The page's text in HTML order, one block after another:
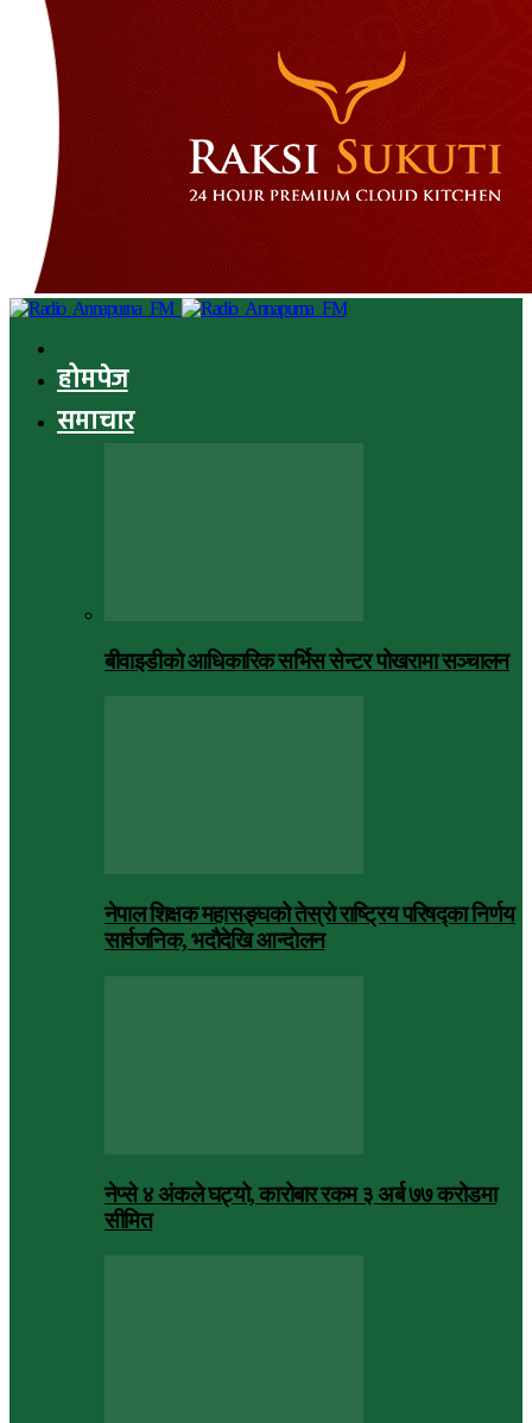
होमपेज
समाचार
बीवाइडीको आधिकारिक सर्भिस सेन्टर पोखरामा सञ्चालन
नेपाल शिक्षक महासङ्घको तेस्रो राष्ट्रिय परिषद्का निर्णय
सार्वजनिक, भदाैदेखि आन्दाेलन
नेप्से ४ अंकले घट्यो, कारोबार रकम ३ अर्ब ७७ करोडमा
सीमित